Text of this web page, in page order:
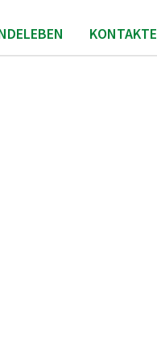
KONTAKTE